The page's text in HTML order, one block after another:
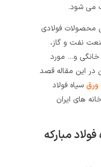
فولادی
مورد
قصد